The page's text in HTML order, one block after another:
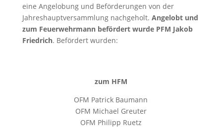
eine Angelobung und Beförderungen von der
Jahreshauptversammlung nachgeholt. Angelobt und
zum Feuerwehrmann befördert wurde PFM Jakob
Friedrich. Befördert wurden:
zum HFM
OFM Patrick Baumann
OFM Michael Greuter
OFM Philipp Ruetz